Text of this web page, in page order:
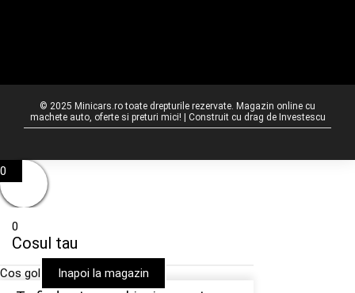
© 2025 Minicars.ro toate drepturile rezervate. Magazin online cu
machete auto, oferte si preturi mici! | Construit cu drag de Investescu
0
0
Cosul tau
Cos gol Inapoi la magazin